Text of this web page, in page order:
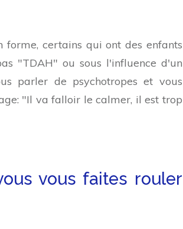
certains qui ont des enfants
"TDAH" ou sous l'influence d'un
parler de psychotropes et vous
"Il va falloir le calmer, il est trop
vous faites rouler